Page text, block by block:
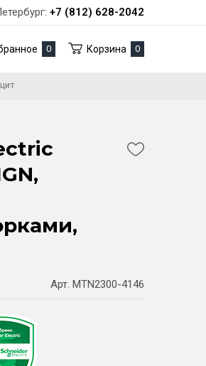
+7 (812) 628-2042
0 Корзина 0
Арт. MTN2300-4146